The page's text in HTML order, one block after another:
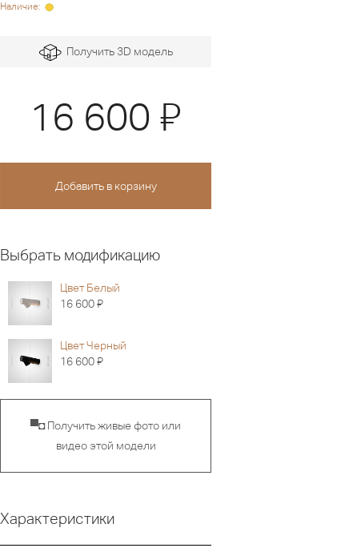
Наличие:
Получить 3D модель
16 600 Я
Выбрать модификацию
Цвет Белый
16 600Я
Цвет Черный
16 600Я
▀◘ Получить живые фото или
видео этой модели
Характеристики